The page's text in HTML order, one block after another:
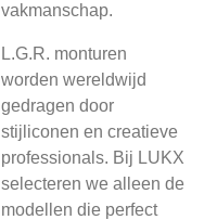
vakmanschap.
L.G.R. monturen
worden wereldwijd
gedragen door
stijliconen en creatieve
professionals. Bij LUKX
selecteren we alleen de
modellen die perfect